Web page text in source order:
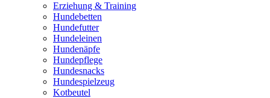
Erziehung & Training
Hundebetten
Hundefutter
Hundeleinen
Hundenäpfe
Hundepflege
Hundesnacks
Hundespielzeug
Kotbeutel